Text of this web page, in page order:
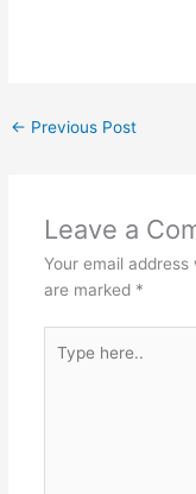
← Previous Post
Leave a
Your email
are marked *
here..